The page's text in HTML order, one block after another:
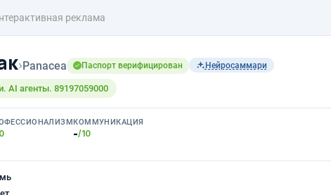
реклама
›Panacea Паспорт верифицирован Нейросаммари
AI агенты. 89197059000
КОММУНИКАЦИЯ
-/10